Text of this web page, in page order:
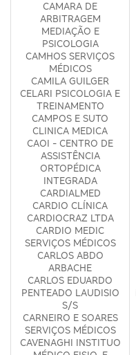
CAMARA DE
ARBITRAGEM
MEDIAÇÃO E
PSICOLOGIA
CAMHOS SERVIÇOS
MÉDICOS
CAMILA GUILGER
CELARI PSICOLOGIA E
TREINAMENTO
CAMPOS E SUTO
CLINICA MEDICA
CAOI - CENTRO DE
ASSISTÊNCIA
ORTOPÉDICA
INTEGRADA
CARDIALMED
CARDIO CLÍNICA
CARDIOCRAZ LTDA
CARDIO MEDIC
SERVIÇOS MÉDICOS
CARLOS ABDO
ARBACHE
CARLOS EDUARDO
PENTEADO LAUDISIO
S/S
CARNEIRO E SOARES
SERVIÇOS MÉDICOS
CAVENAGHI INSTITUO